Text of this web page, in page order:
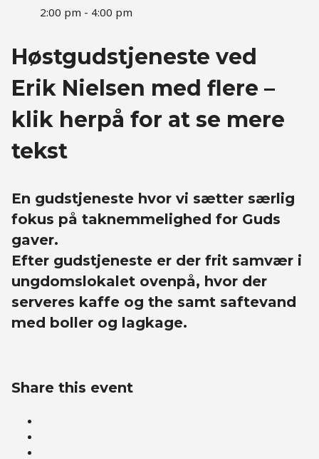
2:00 pm - 4:00 pm
Høstgudstjeneste ved
Erik Nielsen med flere –
klik herpå for at se mere
tekst
En gudstjeneste hvor vi sætter særlig
fokus på taknemmelighed for Guds
gaver.
Efter gudstjeneste er der frit samvær i
ungdomslokalet ovenpå, hvor der
serveres kaffe og the samt saftevand
med boller og lagkage.
Share this event